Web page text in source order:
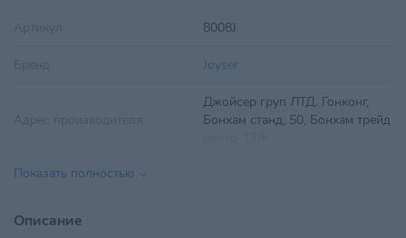
8008J
Joyser
Джойсер груп ЛТД. Гонконг,
Бонхам станд, 50, Бонхам трейд
Показать полностью
Описание